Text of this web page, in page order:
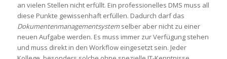
an vielen Stellen nicht erfüllt. Ein professionelles DMS muss all
diese Punkte gewissenhaft erfüllen. Dadurch darf das
Dokumentenmanagementsystemselber aber nicht zu einer
neuen Aufgabe werden. Es muss immer zur Verfügung stehen
und muss direkt in den Workflow eingesetzt sein. Jeder